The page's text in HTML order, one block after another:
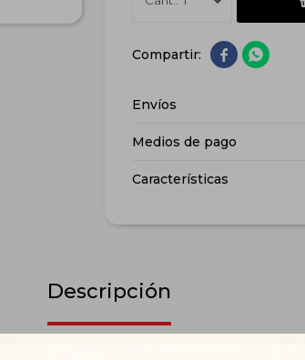
 
Envíos
Medios de pago
Características
Descripción